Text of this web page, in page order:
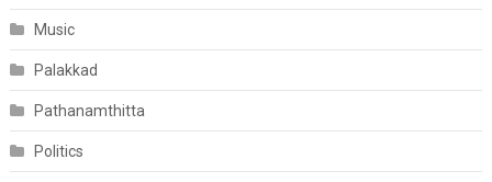
Music
Palakkad
Pathanamthitta
Politics